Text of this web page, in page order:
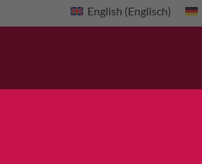
English (Englisch)